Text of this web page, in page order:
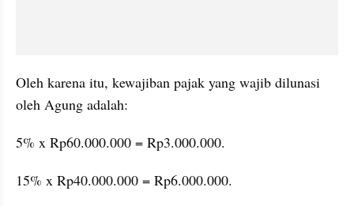
Oleh karena itu, kewajiban pajak yang wajib dilunasi
oleh Agung adalah:
5% x Rp60.000.000 = Rp3.000.000.
15% x Rp40.000.000 = Rp6.000.000.